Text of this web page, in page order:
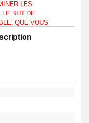
LES
LE BUT DE
QUE VOUS
La longévité
que vous ayez une
ou bien une
silicone. Cette
silicone se met au
les femmes, ce